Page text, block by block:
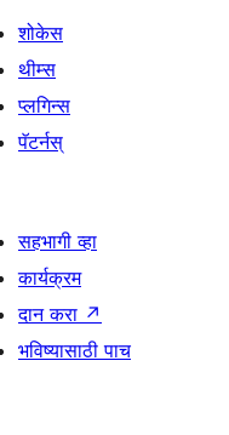
शोकेस
थीम्स
प्लगिन्स
पॅटर्नस्
सहभागी व्हा
कार्यक्रम
दान करा ↗
भविष्यासाठी पाच